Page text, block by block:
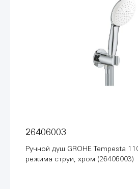
26406003
Ручной душ GROHE Tempesta
режима струи, хром (26406003)